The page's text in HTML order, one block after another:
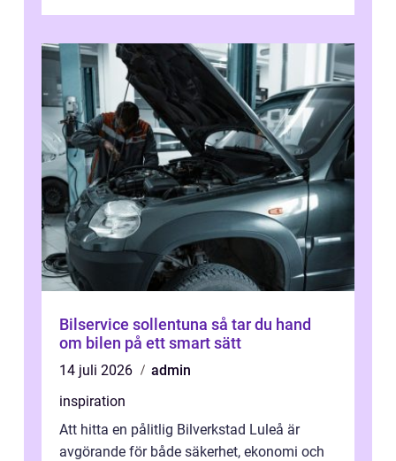
Bilservice sollentuna så tar du hand
om bilen på ett smart sätt
14 juli 2026
admin
inspiration
Att hitta en pålitlig Bilverkstad Luleå är
avgörande för både säkerhet, ekonomi och